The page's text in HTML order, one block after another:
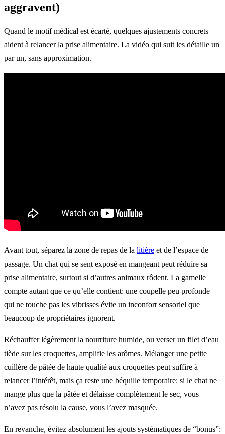
aggravent)
Quand le motif médical est écarté, quelques ajustements concrets
aident à relancer la prise alimentaire. La vidéo qui suit les détaille un
par un, sans approximation.
Avant tout, séparez la zone de repas de la litière et de l’espace de
passage. Un chat qui se sent exposé en mangeant peut réduire sa
prise alimentaire, surtout si d’autres animaux rôdent. La gamelle
compte autant que ce qu’elle contient: une coupelle peu profonde
qui ne touche pas les vibrisses évite un inconfort sensoriel que
beaucoup de propriétaires ignorent.
Réchauffer légèrement la nourriture humide, ou verser un filet d’eau
tiède sur les croquettes, amplifie les arômes. Mélanger une petite
cuillère de pâtée de haute qualité aux croquettes peut suffire à
relancer l’intérêt, mais ça reste une béquille temporaire: si le chat ne
mange plus que la pâtée et délaisse complètement le sec, vous
n’avez pas résolu la cause, vous l’avez masquée.
En revanche, évitez absolument les ajouts systématiques de “bonus”: